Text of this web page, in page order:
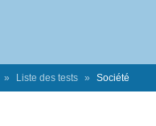
Liste des tests Société